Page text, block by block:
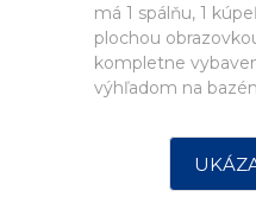
má 1 spálňu, 1
plochou
kompletne
výhľadom na